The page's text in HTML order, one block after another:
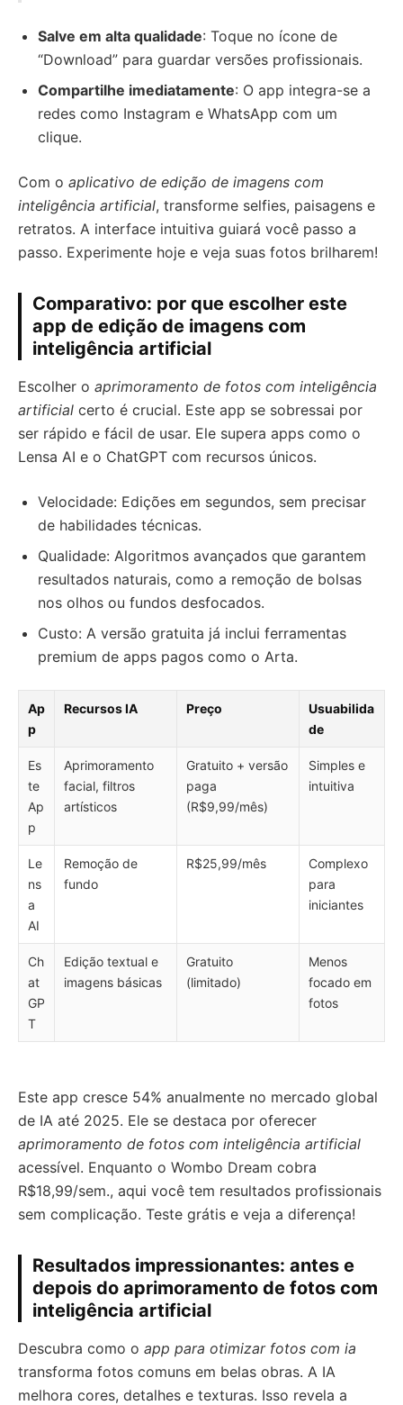
Salve em alta qualidade: Toque no ícone de
“Download” para guardar versões profissionais.
Compartilhe imediatamente: O app integra-se a
redes como Instagram e WhatsApp com um
clique.
Com o aplicativo de edição de imagens com
inteligência artificial, transforme selfies, paisagens e
retratos. A interface intuitiva guiará você passo a
passo. Experimente hoje e veja suas fotos brilharem!
Comparativo: por que escolher este
app de edição de imagens com
inteligência artificial
Escolher o aprimoramento de fotos com inteligência
artificial certo é crucial. Este app se sobressai por
ser rápido e fácil de usar. Ele supera apps como o
Lensa AI e o ChatGPT com recursos únicos.
Velocidade: Edições em segundos, sem precisar
de habilidades técnicas.
Qualidade: Algoritmos avançados que garantem
resultados naturais, como a remoção de bolsas
nos olhos ou fundos desfocados.
Custo: A versão gratuita já inclui ferramentas
premium de apps pagos como o Arta.
Ap
p
Recursos IA Preço
Usuabilida
de
Es
te
Ap
p
Aprimoramento
facial, filtros
artísticos
Gratuito + versão
paga
(R$9,99/mês)
Simples e
intuitiva
Le
ns
a
AI
Remoção de
fundo
R$25,99/mês
Complexo
para
iniciantes
Ch
at
GP
T
Edição textual e
imagens básicas
Gratuito
(limitado)
Menos
focado em
fotos
Este app cresce 54% anualmente no mercado global
de IA até 2025. Ele se destaca por oferecer
aprimoramento de fotos com inteligência artificial
acessível. Enquanto o Wombo Dream cobra
R$18,99/sem., aqui você tem resultados profissionais
sem complicação. Teste grátis e veja a diferença!
Resultados impressionantes: antes e
depois do aprimoramento de fotos com
inteligência artificial
Descubra como o app para otimizar fotos com ia
transforma fotos comuns em belas obras. A IA
melhora cores, detalhes e texturas. Isso revela a